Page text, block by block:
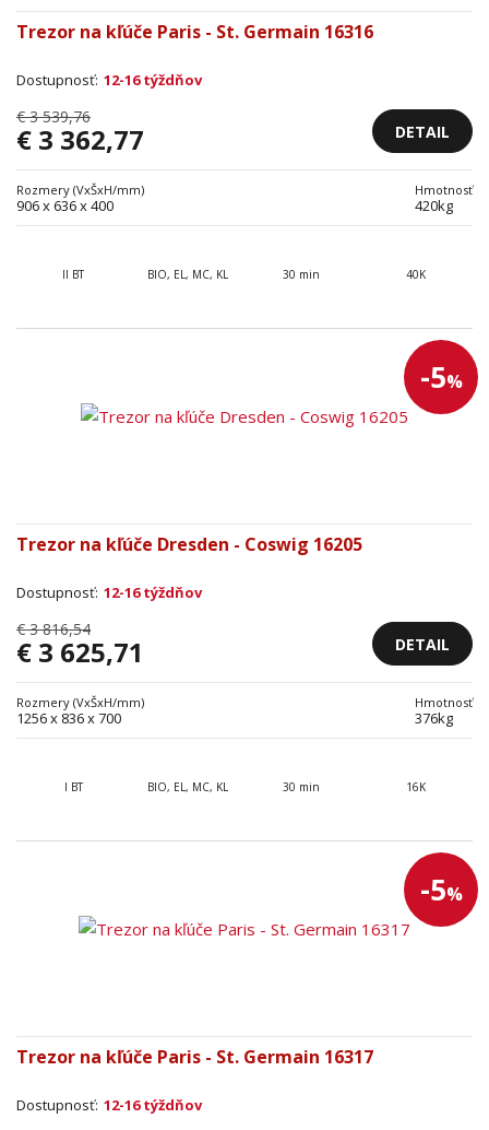
Trezor na kľúče Paris - St. Germain 16316
Dostupnosť: 12-16 týždňov
€ 3 539,76
€ 3 362,77 DETAIL
Rozmery (VxŠxH/mm)
906 x 636 x 400
Hmotnosť
420kg
II BT BIO, EL, MC, KL 30 min 40K
-5%
Trezor na kľúče Dresden - Coswig 16205
Dostupnosť: 12-16 týždňov
€ 3 816,54
€ 3 625,71 DETAIL
Rozmery (VxŠxH/mm)
1256 x 836 x 700
Hmotnosť
376kg
I BT BIO, EL, MC, KL 30 min 16K
-5%
Trezor na kľúče Paris - St. Germain 16317
Dostupnosť: 12-16 týždňov